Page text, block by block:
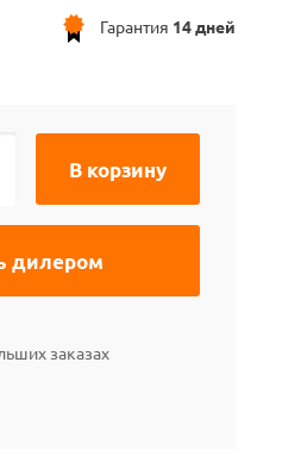
Гарантия 14 дней
В корзину
дилером
заказах